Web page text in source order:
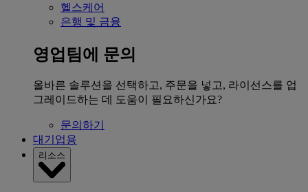
헬스케어
은행 및 금융
영업팀에 문의
올바른 솔루션을 선택하고, 주문을 넣고, 라이선스를 업
그레이드하는 데 도움이 필요하신가요?
문의하기
대기업용
리소스